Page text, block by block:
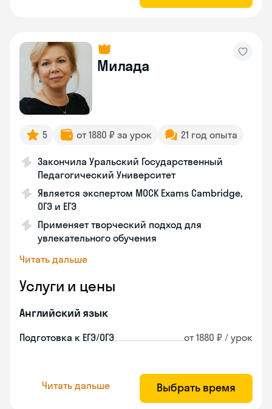
Милада
5 от 1880 ₽ за урок 21 год опыта
Закончила Уральский Государственный
Педагогический Университет
Является экспертом MOCK Exams Cambridge,
ОГЭ и ЕГЭ
Применяет творческий подход для
увлекательного обучения
Читать дальше
Услуги и цены
Английский язык
Подготовка к ЕГЭ/ОГЭ от 1880 ₽ / урок
Читать дальше Выбрать время